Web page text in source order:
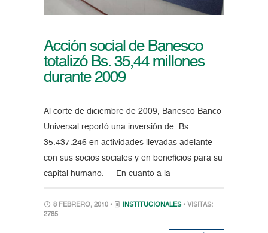
Acción social de Banesco
totalizó Bs. 35,44 millones
durante 2009
Al corte de diciembre de 2009, Banesco Banco
Universal reportó una inversión de Bs.
35.437.246 en actividades llevadas adelante
con sus socios sociales y en beneficios para su
capital humano. En cuanto a la
8 FEBRERO, 2010 • INSTITUCIONALES • VISITAS:
2785